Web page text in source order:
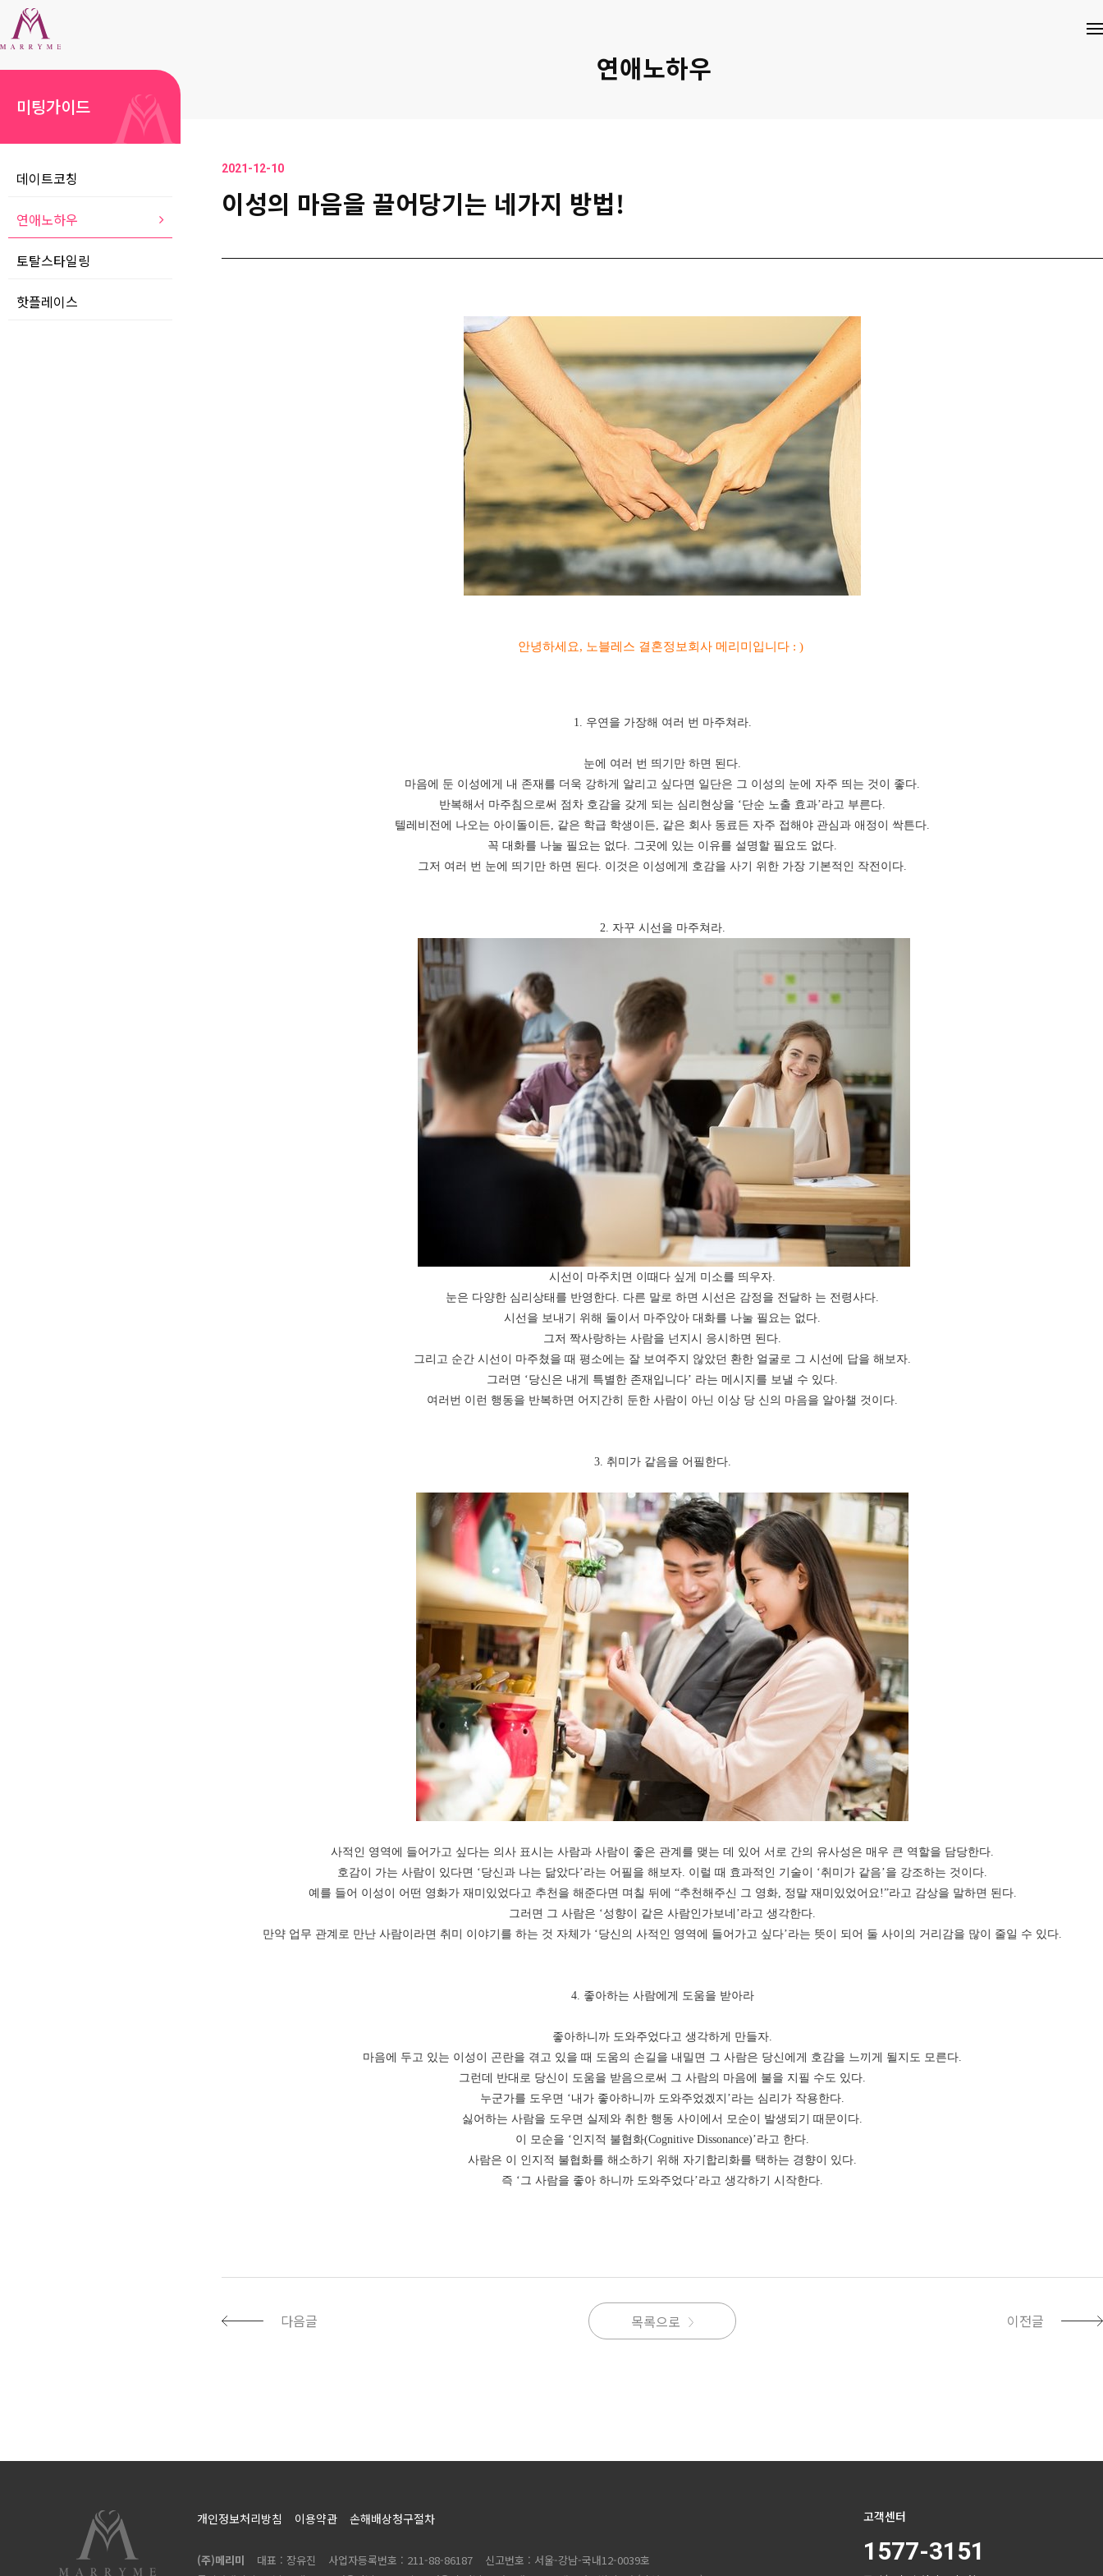
연애노하우
2021-12-10
이성의 마음을 끌어당기는 네가지 방법!
안녕하세요, 노블레스 결혼정보회사 메리미입니다 : )
1. 우연을 가장해 여러 번 마주쳐라.
눈에 여러 번 띄기만 하면 된다.
마음에 둔 이성에게 내 존재를 더욱 강하게 알리고 싶다면 일단은 그 이성의 눈에 자주 띄는 것이 좋다.
반복해서 마주침으로써 점차 호감을 갖게 되는 심리현상을 ‘단순 노출 효과’라고 부른다.
텔레비전에 나오는 아이돌이든, 같은 학급 학생이든, 같은 회사 동료든 자주 접해야 관심과 애정이 싹튼다.
꼭 대화를 나눌 필요는 없다. 그곳에 있는 이유를 설명할 필요도 없다.
그저 여러 번 눈에 띄기만 하면 된다. 이것은 이성에게 호감을 사기 위한 가장 기본적인 작전이다.
2. 자꾸 시선을 마주쳐라.
시선이 마주치면 이때다 싶게 미소를 띄우자.
눈은 다양한 심리상태를 반영한다. 다른 말로 하면 시선은 감정을 전달하 는 전령사다.
시선을 보내기 위해 둘이서 마주앉아 대화를 나눌 필요는 없다.
그저 짝사랑하는 사람을 넌지시 응시하면 된다.
그리고 순간 시선이 마주쳤을 때 평소에는 잘 보여주지 않았던 환한 얼굴로 그 시선에 답을 해보자.
그러면 ‘당신은 내게 특별한 존재입니다’ 라는 메시지를 보낼 수 있다.
여러번 이런 행동을 반복하면 어지간히 둔한 사람이 아닌 이상 당 신의 마음을 알아챌 것이다.
3. 취미가 같음을 어필한다.
사적인 영역에 들어가고 싶다는 의사 표시는 사람과 사람이 좋은 관계를 맺는 데 있어 서로 간의 유사성은 매우 큰 역할을 담당한다.
호감이 가는 사람이 있다면 ‘당신과 나는 닮았다’라는 어필을 해보자. 이럴 때 효과적인 기술이 ‘취미가 같음’을 강조하는 것이다.
예를 들어 이성이 어떤 영화가 재미있었다고 추천을 해준다면 며칠 뒤에 “추천해주신 그 영화, 정말 재미있었어요!”라고 감상을 말하면 된다.
그러면 그 사람은 ‘성향이 같은 사람인가보네’라고 생각한다.
만약 업무 관계로 만난 사람이라면 취미 이야기를 하는 것 자체가 ‘당신의 사적인 영역에 들어가고 싶다’라는 뜻이 되어 둘 사이의 거리감을 많이 줄일 수 있다.
4. 좋아하는 사람에게 도움을 받아라
좋아하니까 도와주었다고 생각하게 만들자.
마음에 두고 있는 이성이 곤란을 겪고 있을 때 도움의 손길을 내밀면 그 사람은 당신에게 호감을 느끼게 될지도 모른다.
그런데 반대로 당신이 도움을 받음으로써 그 사람의 마음에 불을 지필 수도 있다.
누군가를 도우면 ‘내가 좋아하니까 도와주었겠지’라는 심리가 작용한다.
싫어하는 사람을 도우면 실제와 취한 행동 사이에서 모순이 발생되기 때문이다.
이 모순을 ‘인지적 불협화(Cognitive Dissonance)’라고 한다.
사람은 이 인지적 불협화를 해소하기 위해 자기합리화를 택하는 경향이 있다.
즉 ‘그 사람을 좋아 하니까 도와주었다’라고 생각하기 시작한다.
다음글 목록으로 이전글
미팅가이드
데이트코칭
연애노하우
토탈스타일링
핫플레이스
고객센터
1577-3151
개인정보처리방침 이용약관 손해배상청구절차
(주)메리미 대표 : 장유진 사업자등록번호 : 211-88-86187
신고번호 : 서울-강남-국내12-0039호